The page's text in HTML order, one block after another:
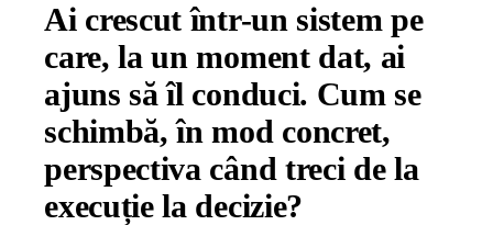
Ai crescut într-un sistem pe
care, la un moment dat, ai
ajuns să îl conduci. Cum se
schimbă, în mod concret,
perspectiva când treci de la
execuție la decizie?